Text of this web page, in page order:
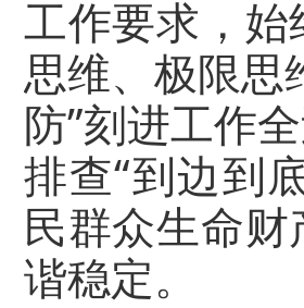
工作要求，
思维、极限思
防”刻进工作
排查“到边到
民群众生命
谐稳定。